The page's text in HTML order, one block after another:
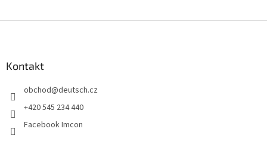
Kontakt
obchod@deutsch.cz
+420 545 234 440
Facebook Imcon